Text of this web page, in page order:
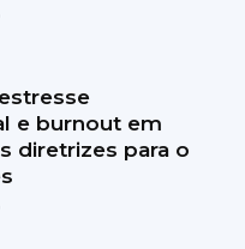
e burnout em
diretrizes para o